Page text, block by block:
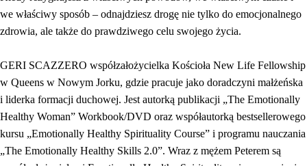
we właściwy sposób – odnajdziesz drogę nie tylko do emocjonalnego
zdrowia, ale także do prawdziwego celu swojego życia.
GERI SCAZZERO współzałożycielka Kościoła New Life Fellowship
w Queens w Nowym Jorku, gdzie pracuje jako doradczyni małżeńska
i liderka formacji duchowej. Jest autorką publikacji „The Emotionally
Healthy Woman” Workbook/DVD oraz współautorką bestsellerowego
kursu „Emotionally Healthy Spirituality Course” i programu nauczania
„The Emotionally Healthy Skills 2.0”. Wraz z mężem Peterem są